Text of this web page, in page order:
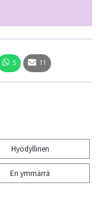
5 11
Hyödyllinen
En ymmärrä